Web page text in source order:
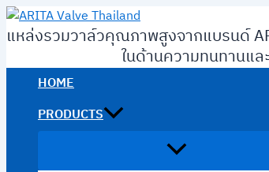
Skip
to
แหล่งรวมวาล์วคุณภาพสูงจากแบรนด์
ในด้านความทนทานแล
HOME
PRODUCTS